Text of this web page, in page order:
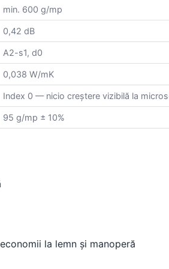
min. 600 g/mp
0,42 dB
A2-s1, d0
0,038 W/mK
Index 0 — nicio creștere vizibilă la
95 g/mp ± 10%
la lemn și manoperă